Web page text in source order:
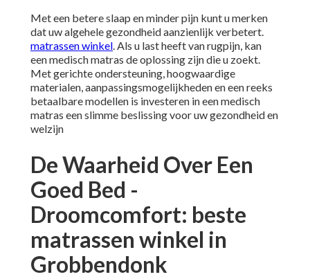
Met een betere slaap en minder pijn kunt u merken
dat uw algehele gezondheid aanzienlijk verbetert.
matrassen winkel. Als u last heeft van rugpijn, kan
een medisch matras de oplossing zijn die u zoekt.
Met gerichte ondersteuning, hoogwaardige
materialen, aanpassingsmogelijkheden en een reeks
betaalbare modellen is investeren in een medisch
matras een slimme beslissing voor uw gezondheid en
welzijn
De Waarheid Over Een
Goed Bed -
Droomcomfort: beste
matrassen winkel in
Grobbendonk